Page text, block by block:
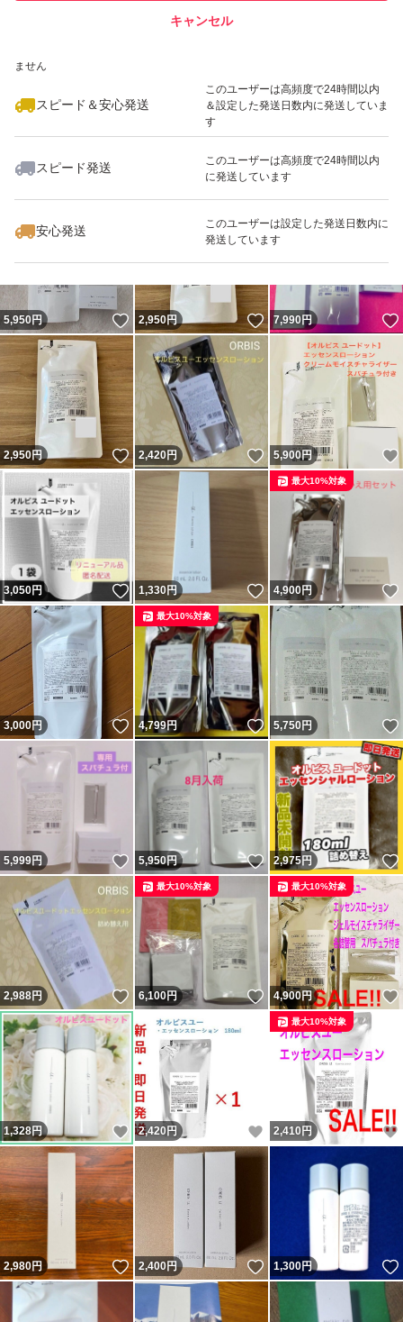
ません
スピード＆安心発送
このユーザーは高頻度で24時間以内
＆設定した発送日数内に発送していま
す
スピード発送
このユーザーは高頻度で24時間以内
に発送しています
安心発送
このユーザーは設定した発送日数内に
発送しています
キャンセル
いいね！
2,950
5,950円 いいね！
2,950円 いいね！
7,990円
2,950円 いいね！
2,420円 いいね！
5,900円
3,050円 いいね！
1,330円 いいね！
4,900円
最大10%対象
3,000円 いいね！
4,799円 いいね！
最大10%対象
5,750円
5,999円 いいね！
5,950円 いいね！
2,975円
2,988円 いいね！
6,100円 いいね！
最大10%対象
4,900円
最大10%対象
1,328円 いいね！
2,420 円 いいね！
2,410 円
最大10%対象
2,980円 いいね！
2,400円 いいね！
1,300円